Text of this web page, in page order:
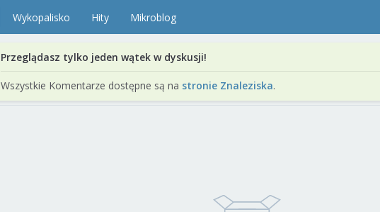
Wykopalisko Hity Mikroblog
Przeglądasz tylko jeden wątek w dyskusji!
Wszystkie Komentarze dostępne są na stronie Znaleziska.